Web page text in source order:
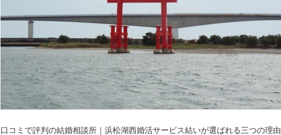
口コミで評判の結婚相談所｜浜松湖西婚活サービス結いが選ばれる三つの理由